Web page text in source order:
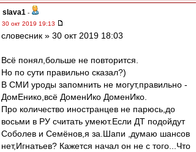
slava1 -
30 окт 2019 19:13
словесник » 30 окт 2019 18:03
Всё понял,больше не повторится.
Но по сути правильно сказал?)
В СМИ уроды запомнить не могут,правильно -
ДомЕнико,всё ДоменИко ДоменИко.
Про количество иностранцев не парюсь,до
восьми в РУ считать умеют.Если ДТ подойдут
Соболев и Семёнов,я за.Шапи ,думаю шансов
нет,Игнатьев? Кажется начал он не с того...Что